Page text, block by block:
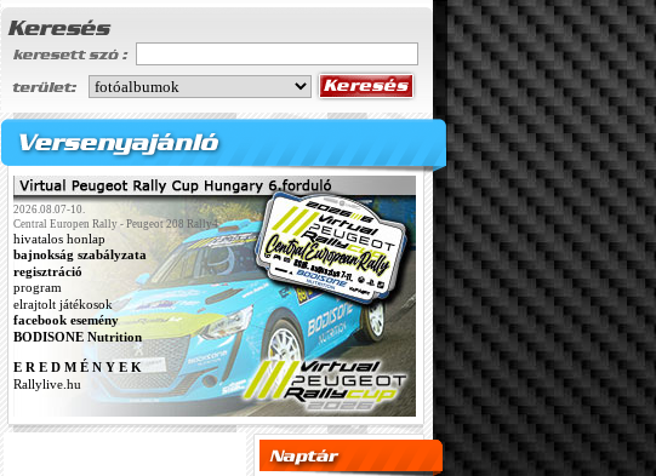
2026.08.07-10.
Central Europen Rally - Peugeot 208 Rally4
hivatalos honlap
bajnokság szabályzata
regisztráció
program
elrajtolt játékosok
facebook esemény
BODISONE Nutrition
E R E D M É N Y E K
Rallylive.hu